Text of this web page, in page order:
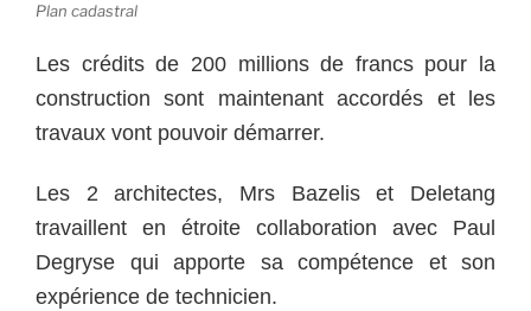
Plan cadastral
Les crédits de 200 millions de francs pour la
construction sont maintenant accordés et les
travaux vont pouvoir démarrer.
Les 2 architectes, Mrs Bazelis et Deletang
travaillent en étroite collaboration avec Paul
Degryse qui apporte sa compétence et son
expérience de technicien.